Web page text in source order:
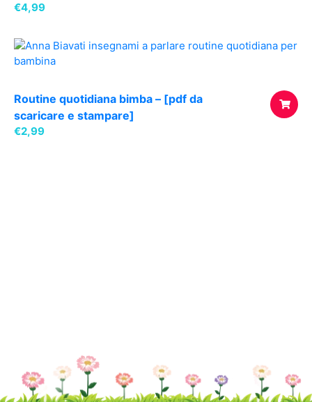
€4,99
Routine quotidiana bimba – [pdf da
scaricare e stampare]
€2,99